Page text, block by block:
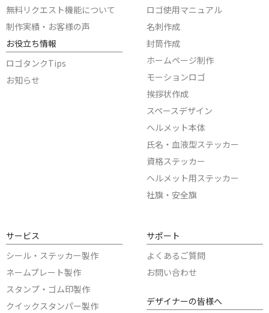
無料リクエスト機能について
制作実績・お客様の声
お役立ち情報
ロゴタンクTips
お知らせ
ロゴ使用マニュアル
名刺作成
封筒作成
ホームページ制作
モーションロゴ
挨拶状作成
スペースデザイン
ヘルメット本体
氏名・血液型ステッカー
資格ステッカー
ヘルメット用ステッカー
社旗・安全旗
サービス
シール・ステッカー製作
ネームプレート製作
スタンプ・ゴム印製作
クイックスタンパー製作
サポート
よくあるご質問
お問い合わせ
デザイナーの皆様へ